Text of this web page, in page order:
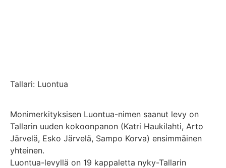
Tallari: Luontua
Monimerkityksisen Luontua-nimen saanut levy on
Tallarin uuden kokoonpanon (Katri Haukilahti, Arto
Järvelä, Esko Järvelä, Sampo Korva) ensimmäinen
yhteinen.
Luontua-levyllä on 19 kappaletta nyky-Tallarin